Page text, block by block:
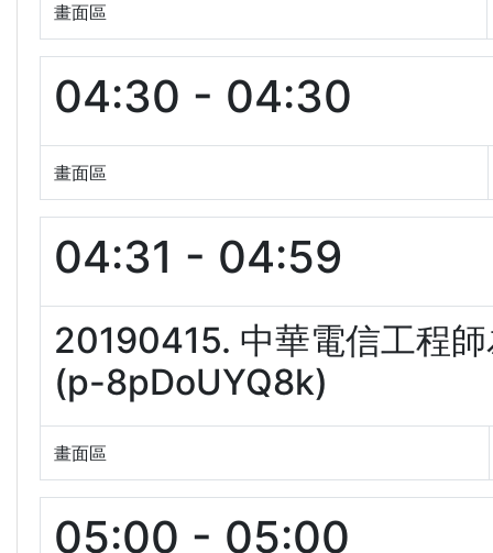
畫面區
04:30 - 04:30
畫面區
04:31 - 04:59
20190415. 中華電信工程
(p-8pDoUYQ8k)
畫面區
05:00 - 05:00